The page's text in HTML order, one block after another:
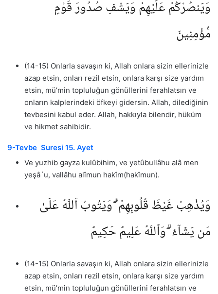
وَيَنصُرْكُمْ عَلَيْهِمْ وَيَشْفِ صُدُورَ قَوْمٍ
مُّؤْمِنِينَ
(14-15) Onlarla savaşın ki, Allah onlara sizin ellerinizle
azap etsin, onları rezil etsin, onlara karşı size yardım
etsin, mü’min topluluğun gönüllerini ferahlatsın ve
onların kalplerindeki öfkeyi gidersin. Allah, dilediğinin
tevbesini kabul eder. Allah, hakkıyla bilendir, hüküm
ve hikmet sahibidir.
9-Tevbe Suresi 15. Ayet
Ve yuzhib gayza kulûbihim, ve yetûbullâhu alâ men
yeşâ´u, vallâhu alîmun hakîm(hakîmun).
وَيُذْهِبْ غَيْظَ قُلُوبِهِمْ ۗ وَيَتُوبُ ٱللَّهُ عَلَىٰ
مَن يَشَآءُ ۗ وَٱللَّهُ عَلِيمٌ حَكِيمٌ
(14-15) Onlarla savaşın ki, Allah onlara sizin ellerinizle
azap etsin, onları rezil etsin, onlara karşı size yardım
etsin, mü’min topluluğun gönüllerini ferahlatsın ve